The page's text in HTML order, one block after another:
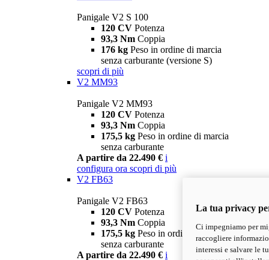
Panigale V2 S 100
120 CV Potenza
93,3 Nm Coppia
176 kg Peso in ordine di marcia
senza carburante (versione S)
scopri di più
V2 MM93
Panigale V2 MM93
120 CV Potenza
93,3 Nm Coppia
175,5 kg Peso in ordine di marcia
senza carburante
A partire da 22.490 € i
configura ora scopri di più
V2 FB63
Panigale V2 FB63
120 CV Potenza
93,3 Nm Coppia
175,5 kg Peso in ordine di marcia
senza carburante
A partire da 22.490 € i
La tua privacy
Ci impegniamo per
raccogliere
interessi e salvare le